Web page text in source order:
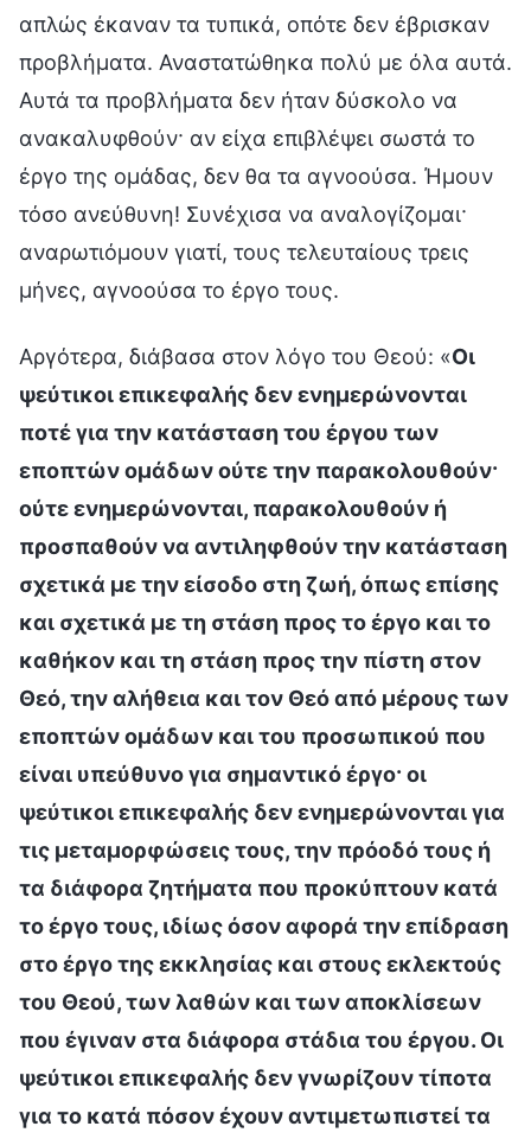
απλώς έκαναν τα τυπικά, οπότε δεν έβρισκαν
προβλήματα. Αναστατώθηκα πολύ με όλα αυτά.
Αυτά τα προβλήματα δεν ήταν δύσκολο να
ανακαλυφθούν· αν είχα επιβλέψει σωστά το
έργο της ομάδας, δεν θα τα αγνοούσα. Ήμουν
τόσο ανεύθυνη! Συνέχισα να αναλογίζομαι·
αναρωτιόμουν γιατί, τους τελευταίους τρεις
μήνες, αγνοούσα το έργο τους.
Αργότερα, διάβασα στον λόγο του Θεού: «Οι
ψεύτικοι επικεφαλής δεν ενημερώνονται
ποτέ για την κατάσταση του έργου των
εποπτών ομάδων ούτε την παρακολουθούν·
ούτε ενημερώνονται, παρακολουθούν ή
προσπαθούν να αντιληφθούν την κατάσταση
σχετικά με την είσοδο στη ζωή, όπως επίσης
και σχετικά με τη στάση προς το έργο και το
καθήκον και τη στάση προς την πίστη στον
Θεό, την αλήθεια και τον Θεό από μέρους των
εποπτών ομάδων και του προσωπικού που
είναι υπεύθυνο για σημαντικό έργο· οι
ψεύτικοι επικεφαλής δεν ενημερώνονται για
τις μεταμορφώσεις τους, την πρόοδό τους ή
τα διάφορα ζητήματα που προκύπτουν κατά
το έργο τους, ιδίως όσον αφορά την επίδραση
στο έργο της εκκλησίας και στους εκλεκτούς
του Θεού, των λαθών και των αποκλίσεων
που έγιναν στα διάφορα στάδια του έργου. Οι
ψεύτικοι επικεφαλής δεν γνωρίζουν τίποτα
για το κατά πόσον έχουν αντιμετωπιστεί τα